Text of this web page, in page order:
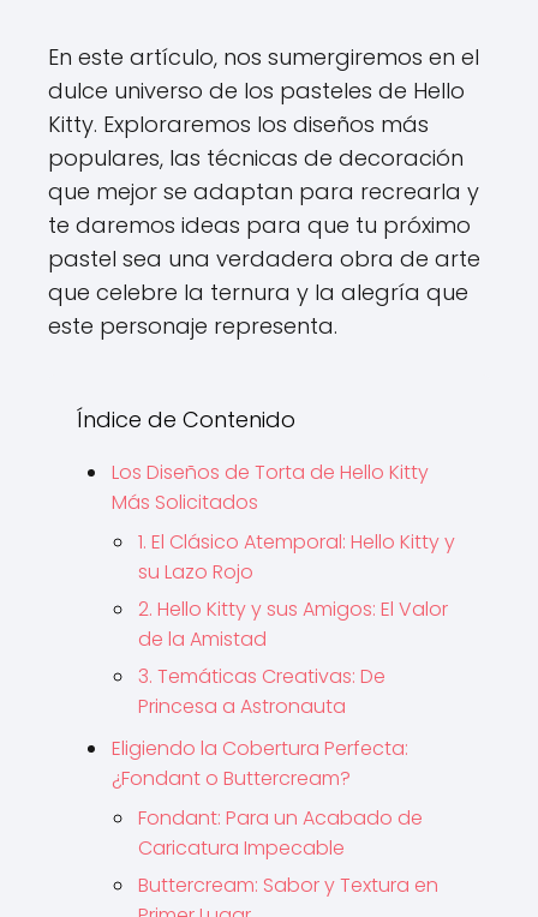
En este artículo, nos sumergiremos en el
dulce universo de los pasteles de Hello
Kitty. Exploraremos los diseños más
populares, las técnicas de decoración
que mejor se adaptan para recrearla y
te daremos ideas para que tu próximo
pastel sea una verdadera obra de arte
que celebre la ternura y la alegría que
este personaje representa.
Índice de Contenido
Los Diseños de Torta de Hello Kitty
Más Solicitados
1. El Clásico Atemporal: Hello Kitty y
su Lazo Rojo
2. Hello Kitty y sus Amigos: El Valor
de la Amistad
3. Temáticas Creativas: De
Princesa a Astronauta
Eligiendo la Cobertura Perfecta:
¿Fondant o Buttercream?
Fondant: Para un Acabado de
Caricatura Impecable
Buttercream: Sabor y Textura en